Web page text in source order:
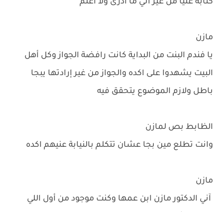
كتابه عليا من غير اني ما أدرى ولا اعلم
مازن
يا فندم البنت من البداية كانت رافضة الجواز وكل أهل
البيت يشهدوا على اكده والجواز من غير إرادتها يبجا
باطل ولازم الموضوع يتحقق فيه
الظابط بص لمازن
وانت تطلع مين بجا عشان تتكلم بالنيابة عنيهم اكده
مازن
آني الدكتور مازن ابن عمها وكنت موجود من أول اللي